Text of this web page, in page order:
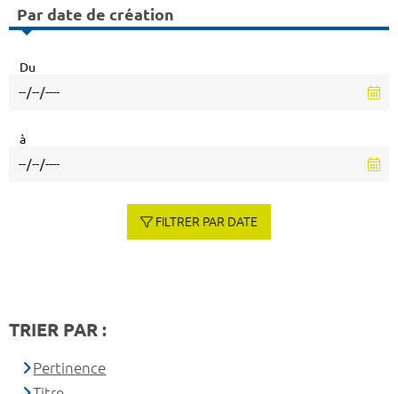
Par date de création
Du
à
FILTRER PAR DATE
TRIER PAR :
Pertinence